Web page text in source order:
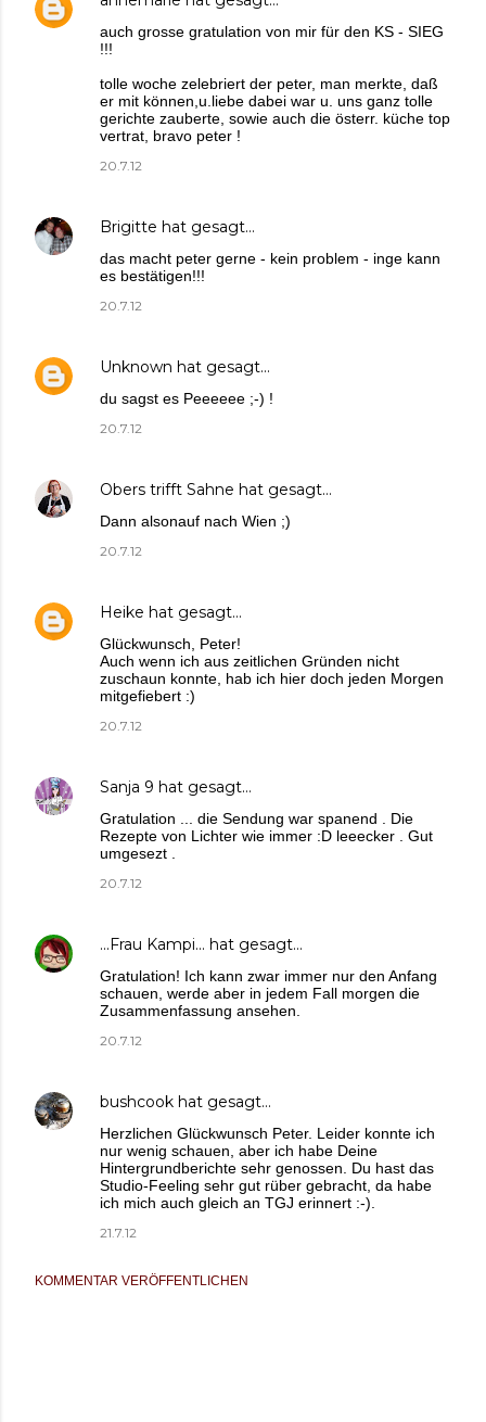
auch grosse gratulation von mir für den KS - SIEG
!!!
tolle woche zelebriert der peter, man merkte, daß
er mit können,u.liebe dabei war u. uns ganz tolle
gerichte zauberte, sowie auch die österr. küche top
vertrat, bravo peter !
20.7.12
Brigitte hat gesagt…
das macht peter gerne - kein problem - inge kann
es bestätigen!!!
20.7.12
Unknown hat gesagt…
du sagst es Peeeeee ;-) !
20.7.12
Obers trifft Sahne hat gesagt…
Dann alsonauf nach Wien ;)
20.7.12
Heike hat gesagt…
Glückwunsch, Peter!
Auch wenn ich aus zeitlichen Gründen nicht
zuschaun konnte, hab ich hier doch jeden Morgen
mitgefiebert :)
20.7.12
Sanja 9 hat gesagt…
Gratulation ... die Sendung war spanend . Die
Rezepte von Lichter wie immer :D leeecker . Gut
umgesezt .
20.7.12
...Frau Kampi... hat gesagt…
Gratulation! Ich kann zwar immer nur den Anfang
schauen, werde aber in jedem Fall morgen die
Zusammenfassung ansehen.
20.7.12
bushcook hat gesagt…
Herzlichen Glückwunsch Peter. Leider konnte ich
nur wenig schauen, aber ich habe Deine
Hintergrundberichte sehr genossen. Du hast das
Studio-Feeling sehr gut rüber gebracht, da habe
ich mich auch gleich an TGJ erinnert :-).
21.7.12
KOMMENTAR VERÖFFENTLICHEN